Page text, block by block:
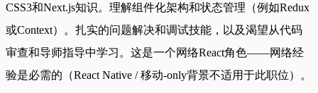
CSS3和Next.js知识。理解组件化架构和状态管理（例如Redux
或Context）。扎实的问题解决和调试技能，以及渴望从代码
审查和导师指导中学习。这是一个网络React角色——网络经
验是必需的（React Native / 移动-only背景不适用于此职位）。